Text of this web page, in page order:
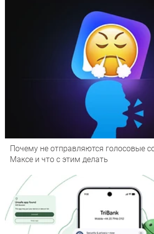
Почему не отправляются голосовые
Максе и что с этим делать